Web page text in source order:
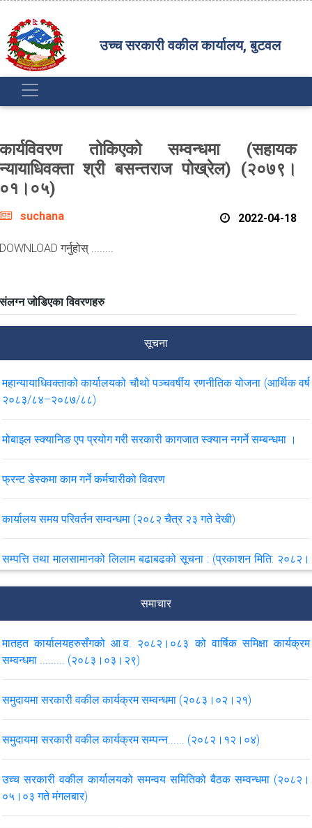
उच्च सरकारी वकील कार्यालय, बुटवल
कार्यविवरण तोकिएको सम्वन्धमा (सहायक
न्यायाधिवक्ता श्री बसन्तराज पोख्रेल) (२०७९।
०१।०५)
suchana 2022-04-18
DOWNLOAD गर्नुहोस् ........
संलग्न जोडिएका विवरणहरु
सूचना
महान्यायाधिवक्ताको कार्यालयको चौथो पञ्चवर्षीय रणनीतिक योजना (आर्थिक वर्ष
२०८३/८४–२०८७/८८)
मोबाइल स्क्यानिङ एप प्रयोग गरी सरकारी कागजात स्क्यान नगर्ने सम्बन्धमा ।
फ्रन्ट डेस्कमा काम गर्ने कर्मचारीको विवरण
कार्यालय समय परिवर्तन सम्वन्धमा (२०८२ चैत्र २३ गते देखी)
सम्पत्ति तथा मालसामानको लिलाम बढाबढको सूचना : (प्रकाशन मिति: २०८२।
१०।११)
महान्यायाधिवक्ताको कार्यालयको मिति २०८२/०४/१५ गतेको परिपत्र सम्बन्धमा
महान्यायाधिवक्ताको कार्यालयबाट उच्च सरकारी वकील कार्यालयको लागि
स्वीकृत वार्षिक कार्ययोजना (आ.व. ०८२।०८३)
समाचार
मातहत कार्यालयहरुसँगको आ.व. २०८२।०८३ को वार्षिक समिक्षा कार्यक्रम
सम्वन्धमा ......... (२०८३।०३।२९)
समुदायमा सरकारी वकील कार्यक्रम सम्वन्धमा (२०८३।०२।२१)
समुदायमा सरकारी वकील कार्यक्रम सम्पन्न...... (२०८२।१२।०४)
उच्च सरकारी वकील कार्यालयको समन्वय समितिको बैठक सम्वन्धमा (२०८२।
०५।०३ गते मंगलबार)